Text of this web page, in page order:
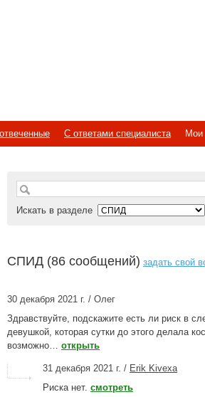
С ответами специалиста
Мои
Искать в разделе
СПИД (86 сообщений) задать свой
30 декабря 2021 г. / Олег
Здравствуйте, подскажите есть ли риск в
девушкой, которая сутки до этого делала
возможно… открыть
31 декабря 2021 г. / Erik Kivexa
Риска нет. смотреть